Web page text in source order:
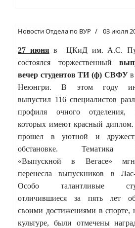
Новости Отдела по ВУР 03 июля
27 июняв ЦКиД им. А.С.
состоялся торжественный
вечер студентов ТИ (ф) СВФУв
Неюнгри. В этом году
выпустил 116 специалистов
профиля очного
которых имеют красный
прошел в уютной и
обстановке. Тематика
«Выпускной в Вегасе»
перенесла выпускников в Лас-
Особо талантливые
отличившиеся за пять лет
своими достижениями в спорте,
культуре, были отмечены